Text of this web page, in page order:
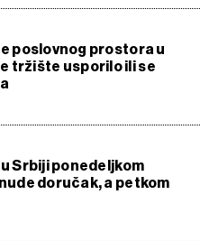
poslovnog prostora u
tržište usporilo ili se
Srbiji ponedeljkom
doručak, a petkom